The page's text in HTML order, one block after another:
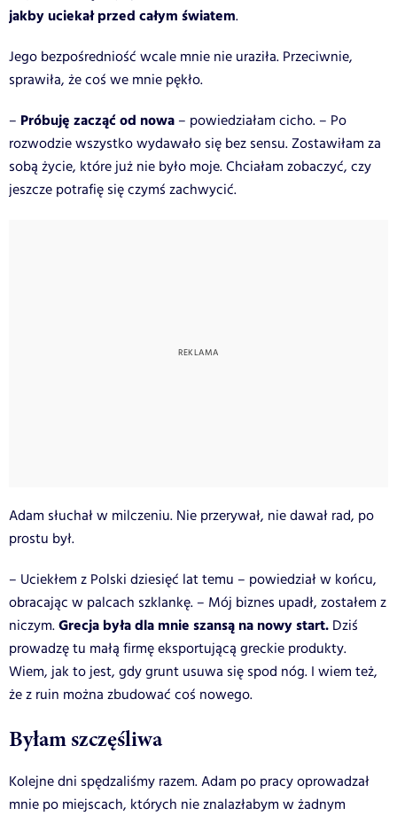
jakby uciekał przed całym światem.
Jego bezpośredniość wcale mnie nie uraziła. Przeciwnie,
sprawiła, że coś we mnie pękło.
– Próbuję zacząć od nowa – powiedziałam cicho. – Po
rozwodzie wszystko wydawało się bez sensu. Zostawiłam za
sobą życie, które już nie było moje. Chciałam zobaczyć, czy
jeszcze potrafię się czymś zachwycić.
Adam słuchał w milczeniu. Nie przerywał, nie dawał rad, po
prostu był.
– Uciekłem z Polski dziesięć lat temu – powiedział w końcu,
obracając w palcach szklankę. – Mój biznes upadł, zostałem z
niczym.Grecja była dla mnie szansą na nowy start. Dziś
prowadzę tu małą firmę eksportującą greckie produkty.
Wiem, jak to jest, gdy grunt usuwa się spod nóg. I wiem też,
że z ruin można zbudować coś nowego.
Byłam szczęśliwa
Kolejne dni spędzaliśmy razem. Adam po pracy oprowadzał
mnie po miejscach, których nie znalazłabym w żadnym